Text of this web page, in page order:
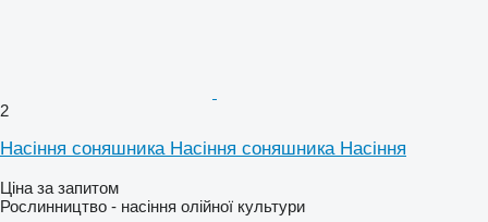
2
Насіння соняшника Насіння соняшника Насіння
Ціна за запитом
Рослинництво - насіння олійної культури